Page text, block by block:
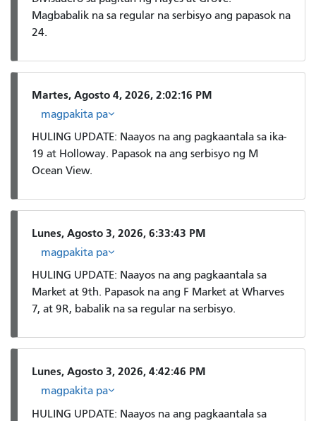
Magbabalik na sa regular na serbisyo ang papasok na
24.
Martes, Agosto 4, 2026, 2:02:16 PM
magpakita pa
HULING UPDATE: Naayos na ang pagkaantala sa ika-
19 at Holloway. Papasok na ang serbisyo ng M
Ocean View.
Lunes, Agosto 3, 2026, 6:33:43 PM
magpakita pa
HULING UPDATE: Naayos na ang pagkaantala sa
Market at 9th. Papasok na ang F Market at Wharves
7, at 9R, babalik na sa regular na serbisyo.
Lunes, Agosto 3, 2026, 4:42:46 PM
magpakita pa
HULING UPDATE: Naayos na ang pagkaantala sa